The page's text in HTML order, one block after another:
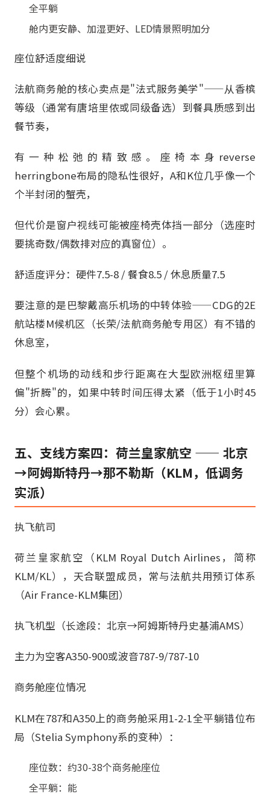
全平躺
舱内更安静、加湿更好、LED情景照明加分
座位舒适度细说
法航商务舱的核心卖点是"法式服务美学"——从香槟
等级（通常有唐培里侬或同级备选）到餐具质感到出
餐节奏，
有一种松弛的精致感。座椅本身reverse
herringbone布局的隐私性很好，A和K位几乎像一个
个半封闭的蟹壳，
但代价是窗户视线可能被座椅壳体挡一部分（选座时
要挑奇数/偶数排对应的真窗位）。
舒适度评分：硬件7.5-8 / 餐食8.5 / 休息质量7.5
要注意的是巴黎戴高乐机场的中转体验——CDG的2E
航站楼M候机区（长荣/法航商务舱专用区）有不错的
休息室，
但整个机场的动线和步行距离在大型欧洲枢纽里算
偏"折腾"的，如果中转时间压得太紧（低于1小时45
分）会心累。
五、支线方案四：荷兰皇家航空 —— 北京
→阿姆斯特丹→那不勒斯（KLM，低调务
实派）
执飞航司
荷兰皇家航空（KLM Royal Dutch Airlines，简称
KLM/KL），天合联盟成员，常与法航共用预订体系
（Air France-KLM集团）
执飞机型（长途段：北京→阿姆斯特丹史基浦AMS）
主力为空客A350-900或波音787-9/787-10
商务舱座位情况
KLM在787和A350上的商务舱采用1-2-1全平躺错位布
局（Stelia Symphony系的变种）：
座位数：约30-38个商务舱座位
全平躺：能